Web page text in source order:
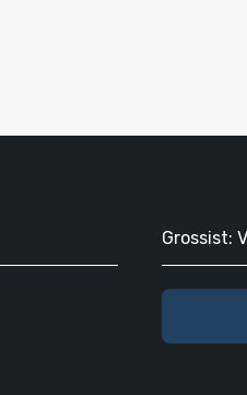
Grossist: